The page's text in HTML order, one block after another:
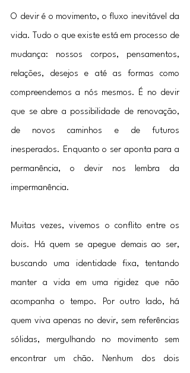
O devir é o movimento, o fluxo inevitável da
vida. Tudo o que existe está em processo de
mudança: nossos corpos, pensamentos,
relações, desejos e até as formas como
compreendemos a nós mesmos. É no devir
que se abre a possibilidade de renovação,
de novos caminhos e de futuros
inesperados. Enquanto o ser aponta para a
permanência, o devir nos lembra da
impermanência.
Muitas vezes, vivemos o conflito entre os
dois. Há quem se apegue demais ao ser,
buscando uma identidade fixa, tentando
manter a vida em uma rigidez que não
acompanha o tempo. Por outro lado, há
quem viva apenas no devir, sem referências
sólidas, mergulhando no movimento sem
encontrar um chão. Nenhum dos dois